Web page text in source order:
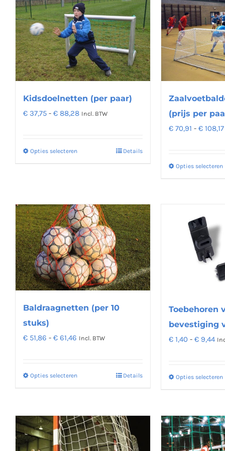
meerdere
variaties.
Deze
optie
kan
gekozen
worden
op
Kidsdoelnetten (per paar)
€ 37,75 - € 88,28Prijsklasse:
Incl. BTW
Opties selecterenDit
variaties.
Deze
optie
kan
gekozen
worden
de
Details
(prijs per
€ 70,91 - € 108,17
Opties selecteren
Baldraagnetten (per 10
stuks)
€ 51,86 - € 61,46 Prijsklasse:
€ 61,46
Incl. BTW
Opties selecterenDit
meerdere
variaties.
Deze
Details
Toebehoren
bevestiging
€ 1,40 - € 9,44
€
Opties selecteren